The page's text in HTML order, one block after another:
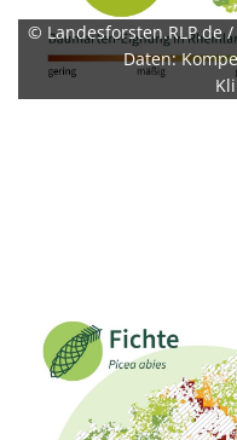
© Landesforsten.RLP.de
Daten: